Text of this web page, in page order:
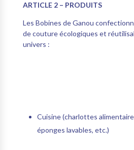
ARTICLE 2 – PRODUITS
Les Bobines de Ganou
de couture écologiques et
univers :
Cuisine (charlottes
éponges lavables, etc.)